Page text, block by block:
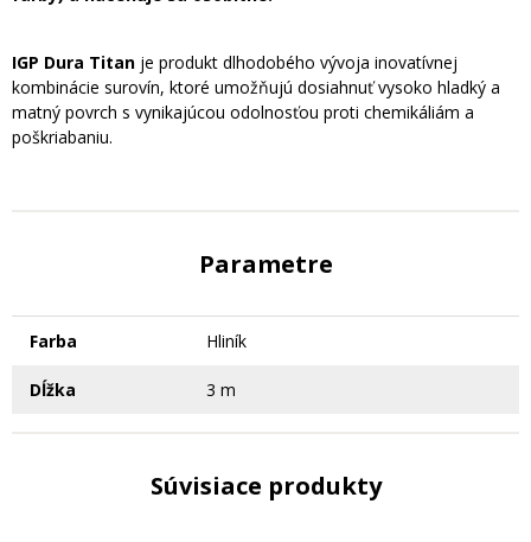
IGP Dura Titan je produkt dlhodobého vývoja inovatívnej
kombinácie surovín, ktoré umožňujú dosiahnuť vysoko hladký a
matný povrch s vynikajúcou odolnosťou proti chemikáliám a
poškriabaniu.
Parametre
Farba Hliník
Dĺžka 3 m
Súvisiace produkty